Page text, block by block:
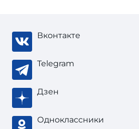
Вконтакте
Telegram
Дзен
Одноклассники